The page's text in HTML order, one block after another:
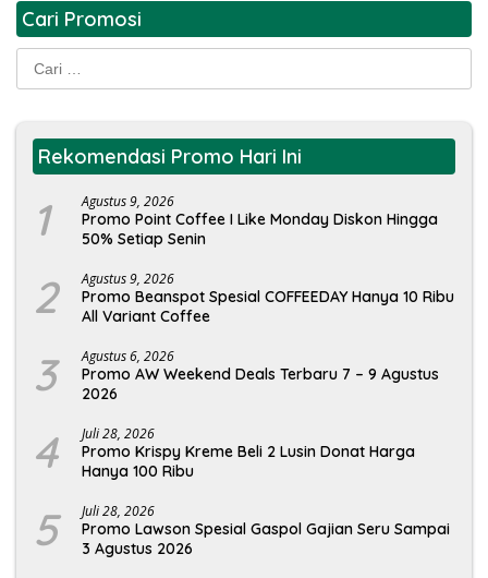
Cari Promosi
Cari
untuk:
Rekomendasi Promo Hari Ini
1 Agustus 9, 2026
Promo Point Coffee I Like Monday Diskon Hingga
50% Setiap Senin
2 Agustus 9, 2026
Promo Beanspot Spesial COFFEEDAY Hanya 10 Ribu
All Variant Coffee
3 Agustus 6, 2026
Promo AW Weekend Deals Terbaru 7 – 9 Agustus
2026
4 Juli 28, 2026
Promo Krispy Kreme Beli 2 Lusin Donat Harga
Hanya 100 Ribu
5 Juli 28, 2026
Promo Lawson Spesial Gaspol Gajian Seru Sampai
3 Agustus 2026